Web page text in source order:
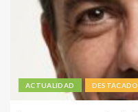
ACTUALIDAD DESTACADO